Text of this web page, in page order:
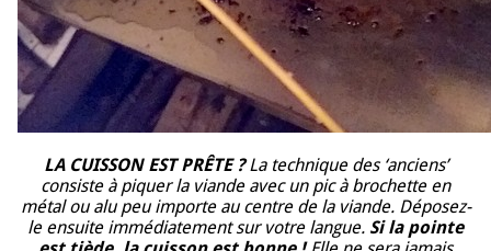
LA CUISSON EST PRÊTE ?La technique des ‘anciens’
consiste à piquer la viande avec un pic à brochette en
métal ou alu peu importe au centre de la viande. Déposez-
le ensuite immédiatement sur votre langue. Si la pointe